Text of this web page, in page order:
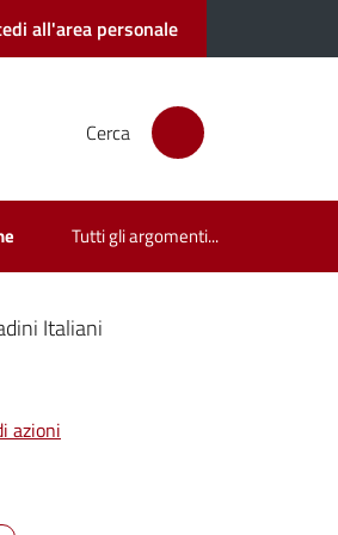
all'area personale
Cerca
Tutti gli argomenti...
Italiani
azioni